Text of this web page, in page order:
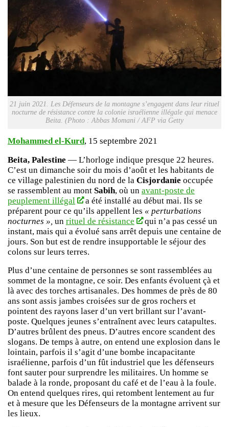
21 juin 2021. Les Défenseurs de la montagne s’engagent dans leur rituel
nocturne de résistance contre la colonie israélienne illégale qui menace
Beita. (Photo : Abbas Momani / AFP via Getty
Mohammed el-Kurd, 15 septembre 2021
Beita, Palestine — L’horloge indique presque 22 heures.
C’est un dimanche soir du mois d’août et les habitants de
ce village palestinien du nord de la Cisjordanie occupée
se rassemblent au mont Sabih, où un avant-poste de
peuplement illégal
a été installé au début mai. Ils se
préparent pour ce qu’ils appellent les « perturbations
nocturnes », un rituel de résistance
qui n’a pas cessé un
instant, mais qui a évolué sans arrêt depuis une centaine de
jours. Son but est de rendre insupportable le séjour des
colons sur leurs terres.
Plus d’une centaine de personnes se sont rassemblées au
sommet de la montagne, ce soir. Des enfants évoluent çà et
là avec des torches artisanales. Des hommes de près de 80
ans sont assis jambes croisées sur de gros rochers et
pointent des rayons laser d’un vert brillant sur l’avant-
poste. Quelques jeunes s’entraînent avec leurs catapultes.
D’autres brûlent des pneus. D’autres encore scandent des
slogans. De temps à autre, on entend une explosion dans le
lointain, parfois il s’agit d’une bombe incapacitante
israélienne, parfois d’un fût industriel que les défenseurs
font sauter pour surprendre les militaires. Un homme se
balade à la ronde, proposant du café et de l’eau à la foule.
On entend quelques rires, qui retombent lentement au fur
et à mesure que les Défenseurs de la montagne arrivent sur
les lieux.